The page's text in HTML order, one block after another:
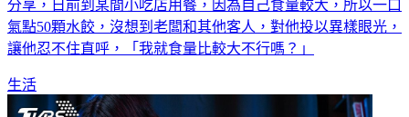
分享，日前到某間小吃店用餐，因為自己食量較大，所以一口
氣點50顆水餃，沒想到老闆和其他客人，對他投以異樣眼光，
讓他忍不住直呼，「我就食量比較大不行嗎？」
生活